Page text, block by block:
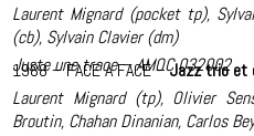
Laurent Mignard (pocket tp),
(cb), Sylvain Clavier (dm)
Juste une trace – AMOC 032002
1988 – FACE A FACE –Jazz trio et
Laurent Mignard (tp), Olivier
Broutin, Chahan Dinanian, Carlos